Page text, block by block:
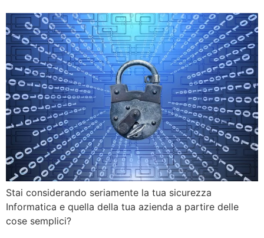
Stai considerando seriamente la tua sicurezza
Informatica e quella della tua azienda a partire delle
cose semplici?